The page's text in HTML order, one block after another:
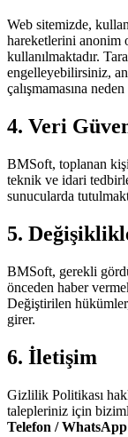
Web sitemizde,
hareketlerini anonim
kullanılmaktadır.
engelleyebilirsiniz,
çalışmamasına
4. Veri
BMSoft, toplanan
teknik ve idari
sunucularda
5.
BMSoft, gerekli
önceden haber
Değiştirilen
girer.
6. İletişim
Gizlilik Politikası
talepleriniz için
Telefon /